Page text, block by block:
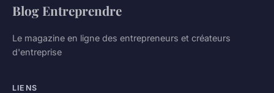
Blog Entreprendre
Le magazine en ligne des entrepreneurs et créateurs
d'entreprise
LIENS